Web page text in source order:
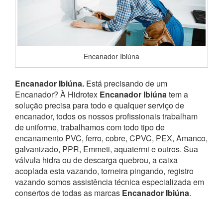
Encanador Ibiúna
Encanador Ibiúna. Está precisando de um
Encanador? À Hidrotex Encanador Ibiúnatem a
solução precisa para todo e qualquer serviço de
encanador, todos os nossos profissionais trabalham
de uniforme, trabalhamos com todo tipo de
encanamento PVC, ferro, cobre, CPVC, PEX, Amanco,
galvanizado, PPR, Emmeti, aquatermi e outros. Sua
válvula hidra ou de descarga quebrou, a caixa
acoplada esta vazando, torneira pingando, registro
vazando somos assistência técnica especializada em
consertos de todas as marcas Encanador Ibiúna.